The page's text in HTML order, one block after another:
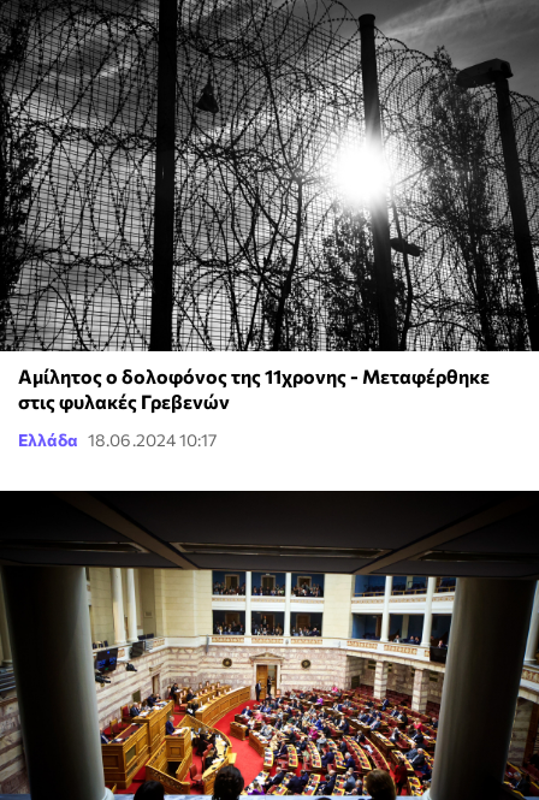
Αμίλητος ο δολοφόνος της 11χρονης - Μεταφέρθηκε
στις φυλακές Γρεβενών
Ελλάδα 18.06.2024 10:17